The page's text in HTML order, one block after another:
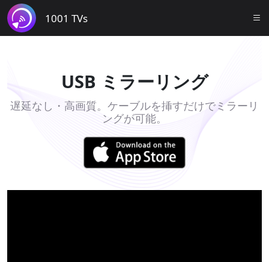
1001 TVs
USB ミラーリング
遅延なし・高画質。ケーブルを挿すだけでミラーリ
ングが可能。